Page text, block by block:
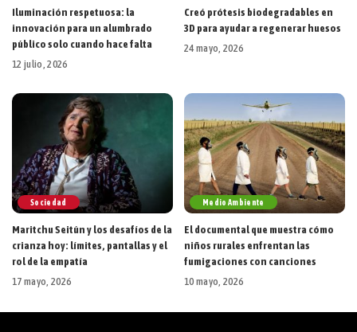
Iluminación respetuosa: la
innovación para un alumbrado
público solo cuando hace falta
12 julio, 2026
Creó prótesis biodegradables en
3D para ayudar a regenerar huesos
24 mayo, 2026
Sociedad
Maritchu Seitún y los desafíos de la
crianza hoy: límites, pantallas y el
rol de la empatía
17 mayo, 2026
Medio Ambiente
El documental que muestra cómo
niños rurales enfrentan las
fumigaciones con canciones
10 mayo, 2026